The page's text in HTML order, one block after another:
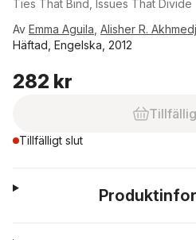
Ties That Bind, Issues That Divide
Av Emma Aguila Alisher R.
Häftad, Engelska, 2012
282 kr
Tillfälligt slut